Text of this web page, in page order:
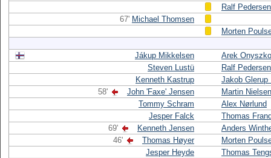
Ralf Pedersen
67' Michael Thomsen
Morten
Jákup Mikkelsen
Arek Onyszko
Steven Lustü
Ralf Pedersen
Kenneth Kastrup
Jakob Glerup
58'
John 'Faxe' Jensen
Martin Nielsen
Tommy Schram
Alex Nørlund
Jesper Falck
Thomas
69'
Kenneth Jensen
Anders
46'
Thomas Høyer
Morten
Jesper Heyde
Thomas